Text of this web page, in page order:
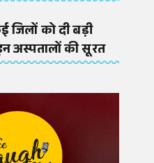
जिलों को दी बड़ी
अस्पतालों की सूरत